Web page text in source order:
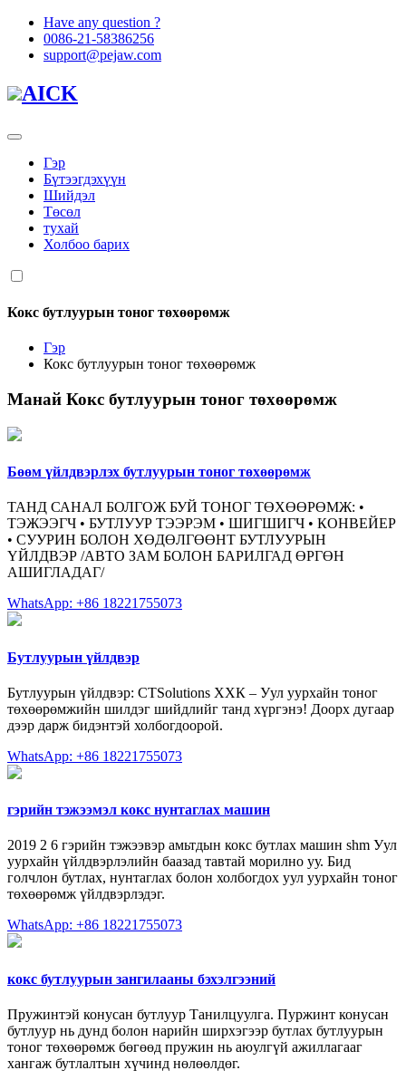
Have any question ?
0086-21-58386256
support@pejaw.com
AICK
Гэр
Бүтээгдэхүүн
Шийдэл
Төсөл
тухай
Холбоо барих
Кокс бутлуурын тоног төхөөрөмж
Гэр
Кокс бутлуурын тоног төхөөрөмж
Манай Кокс бутлуурын тоног төхөөрөмж
Бөөм үйлдвэрлэх бутлуурын тоног төхөөрөмж
ТАНД САНАЛ БОЛГОЖ БУЙ ТОНОГ ТӨХӨӨРӨМЖ: •
ТЭЖЭЭГЧ • БУТЛУУР ТЭЭРЭМ • ШИГШИГЧ • КОНВЕЙЕР
• СУУРИН БОЛОН ХӨДӨЛГӨӨНТ БУТЛУУРЫН
ҮЙЛДВЭР /АВТО ЗАМ БОЛОН БАРИЛГАД ӨРГӨН
АШИГЛАДАГ/
WhatsApp: +86 18221755073
Бутлуурын үйлдвэр
Бутлуурын үйлдвэр: CTSolutions ХХК – Уул уурхайн тоног
төхөөрөмжийн шилдэг шийдлийг танд хүргэнэ! Доорх дугаар
дээр дарж бидэнтэй холбогдоорой.
WhatsApp: +86 18221755073
гэрийн тэжээмэл кокс нунтаглах машин
2019 2 6 гэрийн тэжээвэр амьтдын кокс бутлах машин shm Уул
уурхайн үйлдвэрлэлийн баазад тавтай морилно уу. Бид
голчлон бутлах, нунтаглах болон холбогдох уул уурхайн тоног
төхөөрөмж үйлдвэрлэдэг.
WhatsApp: +86 18221755073
кокс бутлуурын зангилааны бэхэлгээний
Пружинтэй конусан бутлуур Танилцуулга. Пуржинт конусан
бутлуур нь дунд болон нарийн ширхэгээр бутлах бутлуурын
тоног төхөөрөмж бөгөөд пружин нь аюулгүй ажиллагааг
хангаж бутлалтын хүчинд нөлөөлдөг.